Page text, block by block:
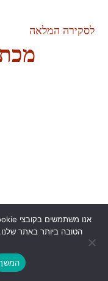
לסקירה המלאה
הטובה ביותר באתר